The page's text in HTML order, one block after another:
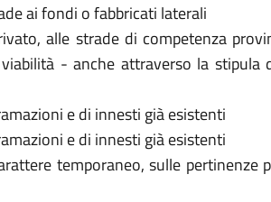
ai fondi o fabbricati laterali
alle strade di competenza
- anche attraverso la stipula
e di innesti già esistenti
e di innesti già esistenti
temporaneo, sulle pertinenze